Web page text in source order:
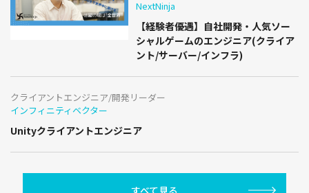
NextNinja
【経験者優遇】自社開発・人気ソー
シャルゲームのエンジニア(クライア
ント/サーバー/インフラ)
クライアントエンジニア/開発リーダー
インフィニティベクター
Unityクライアントエンジニア